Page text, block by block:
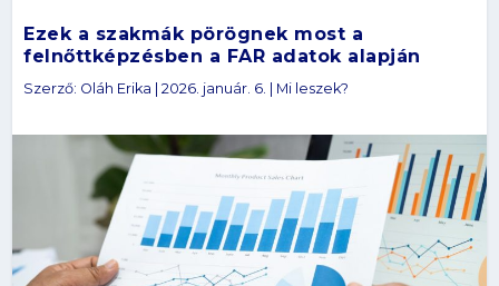
Ezek a szakmák pörögnek most a
felnőttképzésben a FAR adatok alapján
Szerző: Oláh Erika |2026. január. 6. Mi leszek?